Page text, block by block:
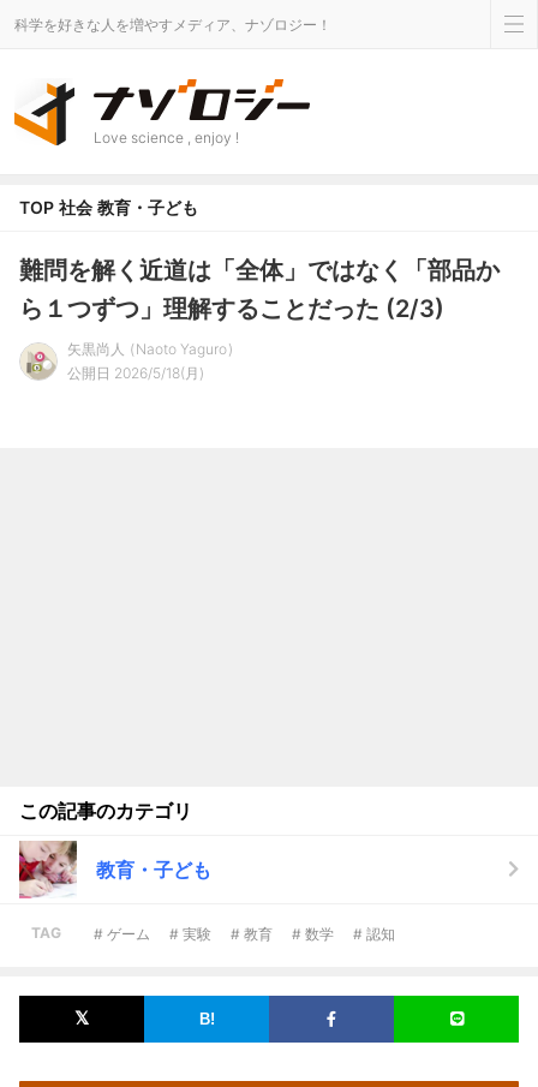
科学を好きな人を増やすメディア、ナゾロジー！
Love science , enjoy !
TOP 社会 教育・子ども
難問を解く近道は「全体」ではなく「部品か
ら１つずつ」理解することだった (2/3)
矢黒尚人
Naoto Yaguro
公開日 2026/5/18(月)
この記事のカテゴリ
教育・子ども
TAG # ゲーム # 実験 # 教育 # 数学 # 認知